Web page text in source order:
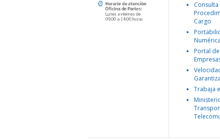
Consulta
Cargo
Portal
Trabaja